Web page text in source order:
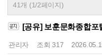
41개 (1/2페이지)
[공유] 보훈문화종합포
관리자 조회317